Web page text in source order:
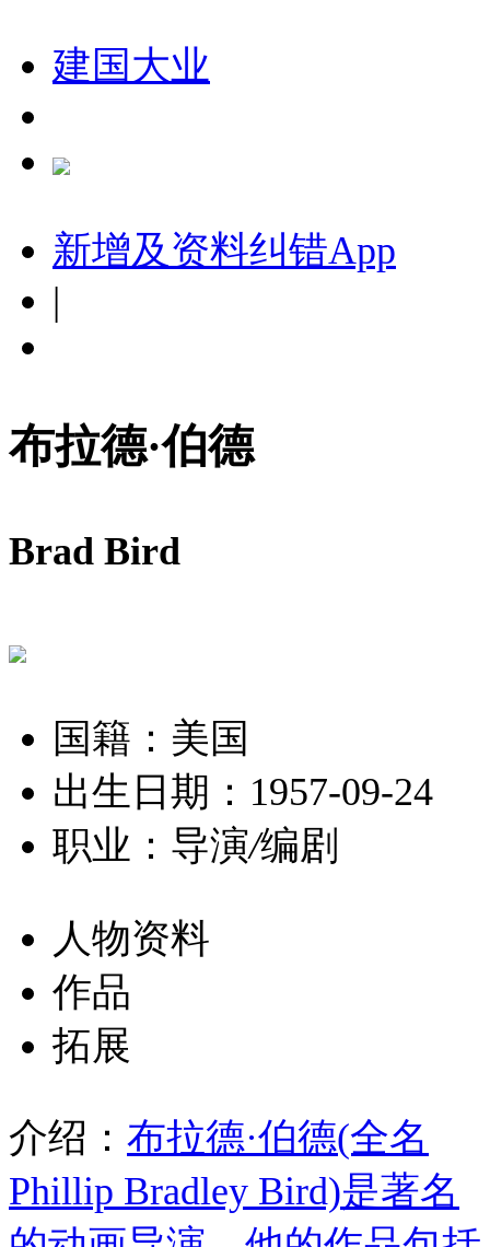
建国大业
新增及资料纠错App
|
布拉德·伯德
Brad Bird
国籍：美国
出生日期：1957-09-24
职业：导演/编剧
人物资料
作品
拓展
介绍： 布拉德·伯德(全名
Phillip Bradley Bird)是著名